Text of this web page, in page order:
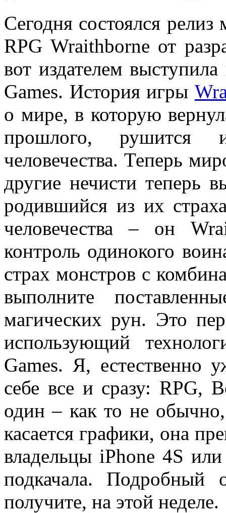
Сегодня состоялся
RPG Wraithborne от
вот издателем
Games. История игры
о мире, в которую
прошлого, рушится
человечества. Теперь
другие нечисти теперь
родившийся из их
человечества – он
контроль одинокого
страх монстров с
выполните
магических рун. Это
использующий
Games. Я, естественно
себе все и сразу: RPG,
один – как то не
касается графики, она
владельцы iPhone 4S
подкачала.
получите, на этой неделе.